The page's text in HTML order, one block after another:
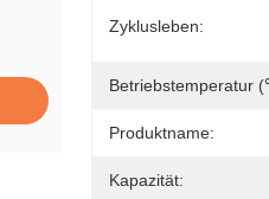
Zyklusleben:
Betriebstemperatur
Produktname:
Kapazität: